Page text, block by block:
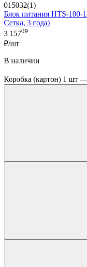
015032(1)
Блок питания HTS-100-
Сетка, 3 года)
3 15709
₽/шт
В наличии
Коробка (картон) 1 шт —